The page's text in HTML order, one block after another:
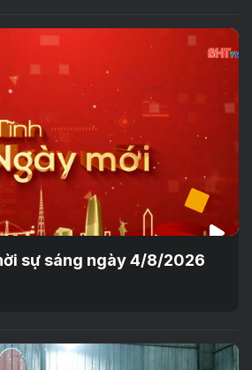
sự sáng ngày 4/8/2026